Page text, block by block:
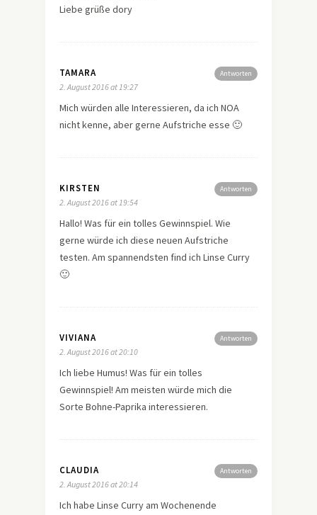
Liebe grüße dory
Antworten
TAMARA
2. August 2016 at 19:27
Mich würden alle Interessieren, da ich NOA
nicht kenne, aber gerne Aufstriche esse 🙂
Antworten
KIRSTEN
2. August 2016 at 19:54
Hallo! Was für ein tolles Gewinnspiel. Wie
gerne würde ich diese neuen Aufstriche
testen. Am spannendsten find ich Linse Curry
🙂
Antworten
VIVIANA
2. August 2016 at 20:10
Ich liebe Humus! Was für ein tolles
Gewinnspiel! Am meisten würde mich die
Sorte Bohne-Paprika interessieren.
Antworten
CLAUDIA
2. August 2016 at 20:14
Ich habe Linse Curry am Wochenende